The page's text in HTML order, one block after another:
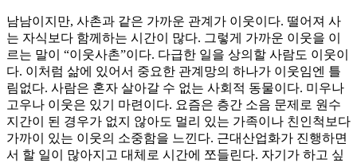
남남이지만, 사촌과 같은 가까운 관계가 이웃이다. 떨어져 사
는 자식보다 함께하는 시간이 많다. 그렇게 가까운 이웃을 이
르는 말이 “이웃사촌”이다. 다급한 일을 상의할 사람도 이웃이
다. 이처럼 삶에 있어서 중요한 관계망의 하나가 이웃임엔 틀
림없다. 사람은 혼자 살아갈 수 없는 사회적 동물이다. 미우나
고우나 이웃은 있기 마련이다. 요즘은 층간 소음 문제로 원수
지간이 된 경우가 없지 않아도 멀리 있는 가족이나 친인척보다
가까이 있는 이웃의 소중함을 느낀다. 근대산업화가 진행하면
서 할 일이 많아지고 대체로 시간에 쪼들린다. 자기가 하고 싶